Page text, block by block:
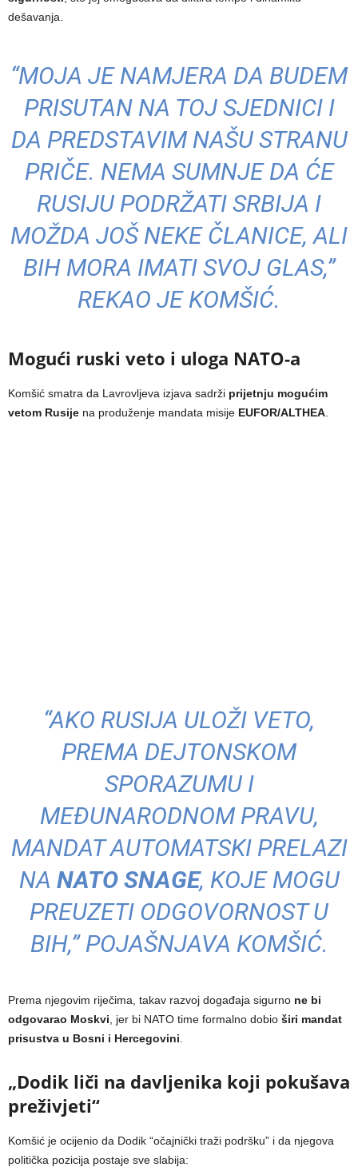
dešavanja.
“MOJA JE NAMJERA DA BUDEM
PRISUTAN NA TOJ SJEDNICI I
DA PREDSTAVIM NAŠU STRANU
PRIČE. NEMA SUMNJE DA ĆE
RUSIJU PODRŽATI SRBIJA I
MOŽDA JOŠ NEKE ČLANICE, ALI
BIH MORA IMATI SVOJ GLAS,”
REKAO JE KOMŠIĆ.
Mogući ruski veto i uloga NATO-a
Komšić smatra da Lavrovljeva izjava sadrži prijetnju mogućim
vetom Rusije na produženje mandata misije EUFOR/ALTHEA
“AKO RUSIJA ULOŽI VETO,
PREMA DEJTONSKOM
SPORAZUMU I
MEĐUNARODNOM PRAVU,
MANDAT AUTOMATSKI PRELAZI
NA NATO SNAGE, KOJE MOGU
PREUZETI ODGOVORNOST U
BIH,” POJAŠNJAVA KOMŠIĆ.
Prema njegovim riječima, takav razvoj događaja sigurno ne bi
odgovarao Moskvi , jer bi NATO time formalno dobio širi mandat
prisustva u Bosni i Hercegovini
„Dodik liči na davljenika koji pokušava
preživjeti“
Komšić je ocijenio da Dodik “očajnički traži podršku” i da njegova
politička pozicija postaje sve slabija: